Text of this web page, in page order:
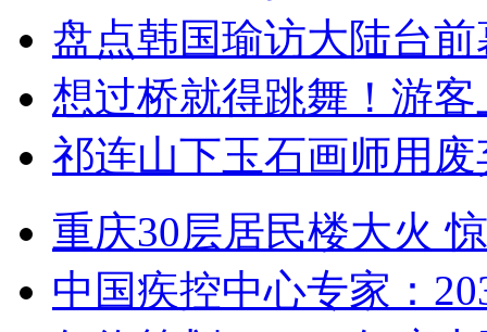
盘点韩国瑜访大陆台
想过桥就得跳舞！游客
祁连山下玉石画师用
重庆30层居民楼大火
中国疾控中心专家：